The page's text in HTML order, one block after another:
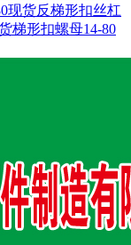
现货反梯形扣丝杠
梯形扣螺母14-80